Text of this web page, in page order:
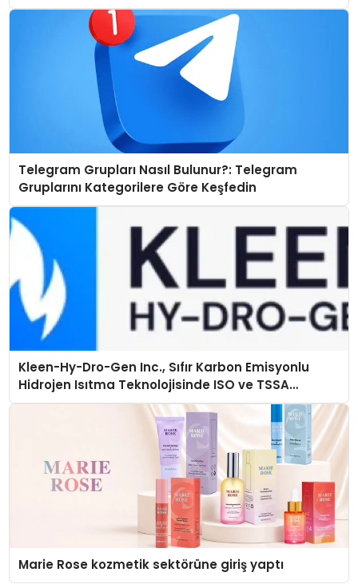
Telegram Grupları Nasıl Bulunur?: Telegram
Gruplarını Kategorilere Göre Keşfedin
Kleen-Hy-Dro-Gen Inc., Sıfır Karbon Emisyonlu
Hidrojen Isıtma Teknolojisinde ISO ve TSSA
Düzenleyici Onaylarını Aldı
Marie Rose kozmetik sektörüne giriş yaptı